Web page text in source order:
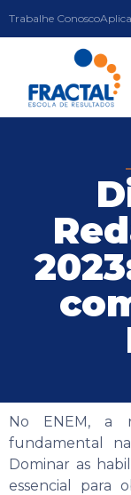
Trabalhe Conosco
No ENEM, a
fundamental
Dominar as
essencial para